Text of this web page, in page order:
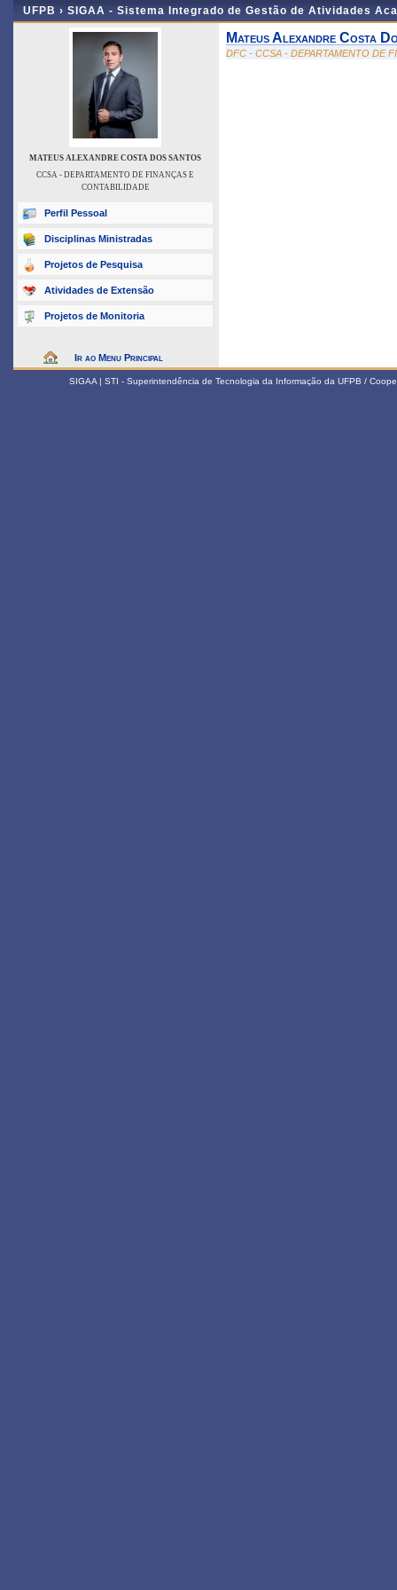
UFPB › SIGAA - Sistema Integrado de Gestão de Atividades
MATEUS ALEXANDRE COSTA DOS SANTOS
CCSA - DEPARTAMENTO DE FINANÇAS E
CONTABILIDADE
Perfil Pessoal
Disciplinas Ministradas
Projetos de Pesquisa
Atividades de Extensão
Projetos de Monitoria
Ir ao Menu Principal
Mateus Alexandre Costa
DFC - CCSA - DEPARTAMENTO DE
SIGAA | STI - Superintendência de Tecnologia da Informação da UFPB /